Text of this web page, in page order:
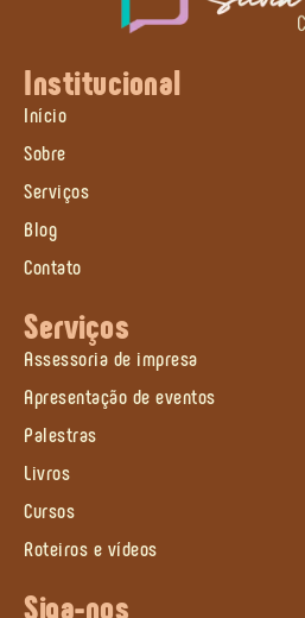
Institucional
Início
Sobre
Serviços
Blog
Contato
Serviços
Assessoria de impresa
Apresentação de eventos
Palestras
Livros
Cursos
Roteiros e vídeos
Siga-nos